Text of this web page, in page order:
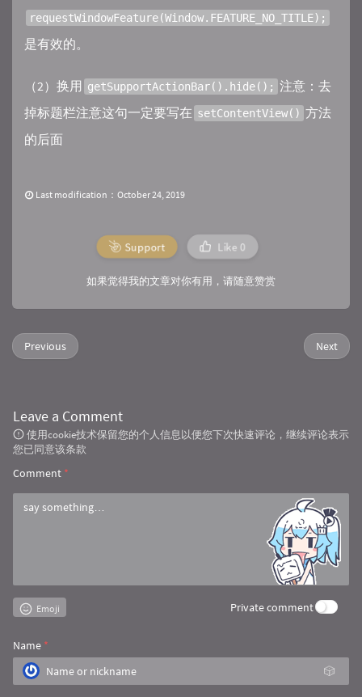
requestWindowFeature(Window.FEATURE_NO_TITLE);
是有效的。
（2）换用 getSupportActionBar().hide(); 注意：去
掉标题栏注意这句一定要写在 setContentView() 方法
的后面
Last modification：October 24, 2019
Support Like 0
如果觉得我的文章对你有用，请随意赞赏
Next
Previous
Leave a Comment
使用cookie技术保留您的个人信息以便您下次快速评论，继续评论表示
您已同意该条款
Comment *
Emoji Private comment
Name *
🎲